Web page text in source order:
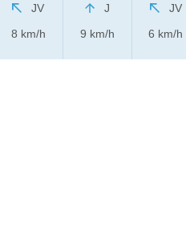
JV
8 km/h
J
9 km/h
JV
6 km/h